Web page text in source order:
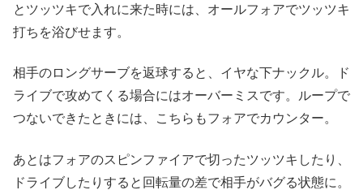
とツッツキで入れに来た時には、オールフォアでツッツキ
打ちを浴びせます。
相手のロングサーブを返球すると、イヤな下ナックル。ド
ライブで攻めてくる場合にはオーバーミスです。ループで
つないできたときには、こちらもフォアでカウンター。
あとはフォアのスピンファイアで切ったツッツキしたり、
ドライブしたりすると回転量の差で相手がバグる状態に。